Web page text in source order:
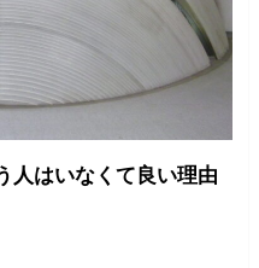
人はいなくて良い理由